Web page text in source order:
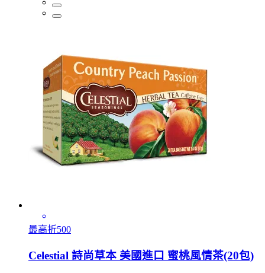
最高折500
Celestial 詩尚草本 美國進口 蜜桃風情茶(20包)